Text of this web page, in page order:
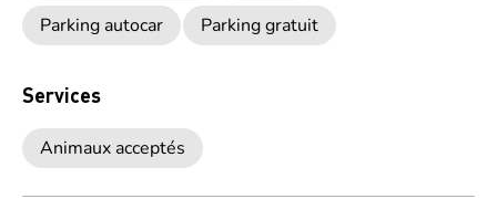
Parking autocar
Parking gratuit
Services
Animaux acceptés